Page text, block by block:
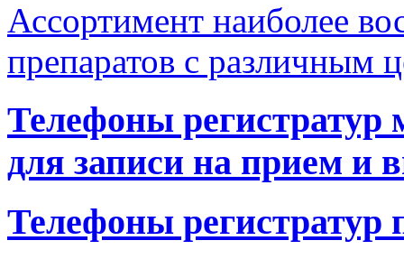
Ассортимент наиболее
препаратов с различным
Телефоны регистратур
для записи на прием и
Телефоны регистратур